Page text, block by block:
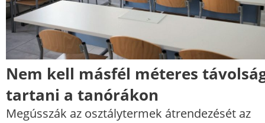
Nem kell másfél méteres
tartani a tanórákon
Megússzák az osztálytermek átrendezését az